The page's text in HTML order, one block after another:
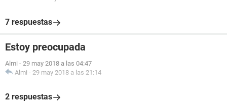
7 respuestas
Estoy preocupada
Almi - 29 may 2018 a las 04:47
Almi - 29 may 2018 a las 21:14
2 respuestas